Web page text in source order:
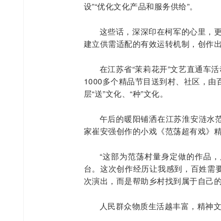
设”“优化文化产品和服务供给”。
这些话，深深印在柯军的心里，
建立供需适配的有效运转机制，创作
在江苏省“茉莉花开”文艺直通车
1000多个精品节目送到村、社区，
层“送”文化、“种”文化。
午后的暖阳铺洒在江苏淮安涟水
家崔安强创作的小戏《范荡超有戏》
“这部为范荡村量身定做的作品
台。这次创作经历让我感到，百姓需
次演出，而是帮助乡村找到属于自己
人民群众物质生活越丰富，精神